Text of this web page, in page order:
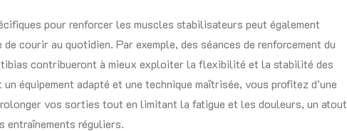
pour renforcer les muscles stabilisateurs peut également
courir au quotidien. Par exemple, des séances de renforcement du
contribueront à mieux exploiter la flexibilité et la stabilité des
équipement adapté et une technique maîtrisée, vous profitez d’une
vos sorties tout en limitant la fatigue et les douleurs, un atout
entraînements réguliers.